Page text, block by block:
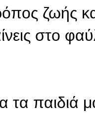
ζωής
στο
τα